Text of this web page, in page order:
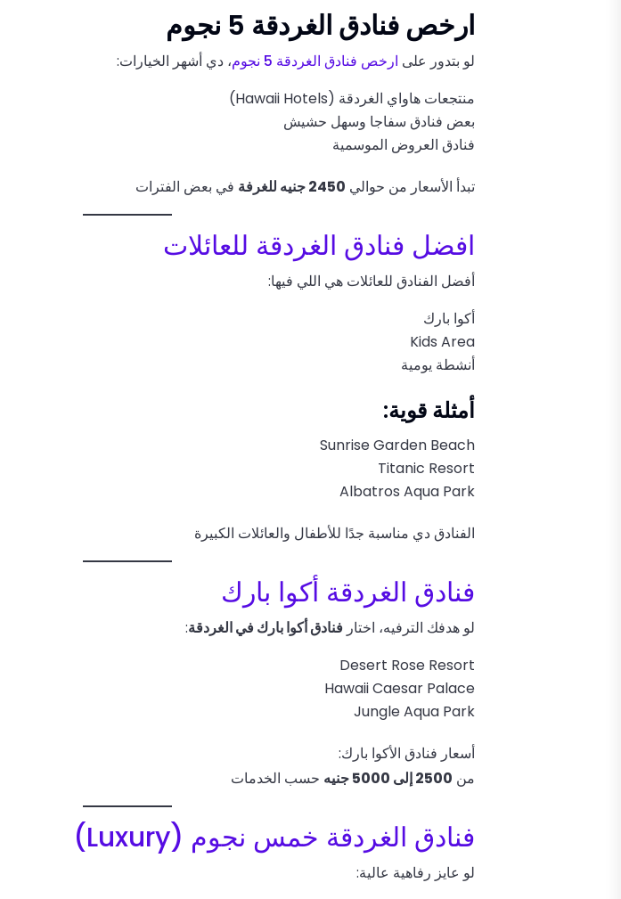
ارخص فنادق الغردقة 5 نجوم
لو بتدور على ارخص فنادق الغردقة 5 نجوم
، دي أشهر الخيارات:
منتجعات هاواي الغردقة (Hawaii Hotels)
بعض فنادق سفاجا وسهل حشيش
فنادق العروض الموسمية
تبدأ الأسعار من حوالي 2450 جنيه للغرفة في بعض الفترات
افضل فنادق الغردقة للعائلات
أفضل الفنادق للعائلات هي اللي فيها:
أكوا بارك
Kids Area
أنشطة يومية
أمثلة قوية:
Sunrise Garden Beach
Titanic Resort
Albatros Aqua Park
الفنادق دي مناسبة جدًا للأطفال والعائلات الكبيرة
فنادق الغردقة أكوا بارك
لو هدفك الترفيه، اختار فنادق أكوا بارك في الغردقة:
Desert Rose Resort
Hawaii Caesar Palace
Jungle Aqua Park
أسعار فنادق الأكوا بارك:
من 2500 إلى 5000 جنيه حسب الخدمات
فنادق الغردقة خمس نجوم (Luxury)
لو عايز رفاهية عالية: